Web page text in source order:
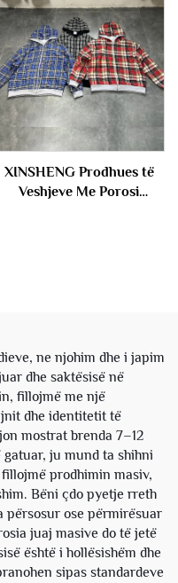
dhe acidike, sipas porosisë,
me shitje së palli
XINSHENG Prodhues të
Veshjeve Me Porosi
ne njohim dhe i japim
dhe saktësisë në
fillojmë me një
dhe identitetit të
mostrat brenda 7–12
ju mund ta shihni
prodhimin masiv,
Bëni çdo pyetje rreth
përsosur ose përmirësuar
juaj masive do të jetë
është i hollësishëm dhe
sipas standardeve